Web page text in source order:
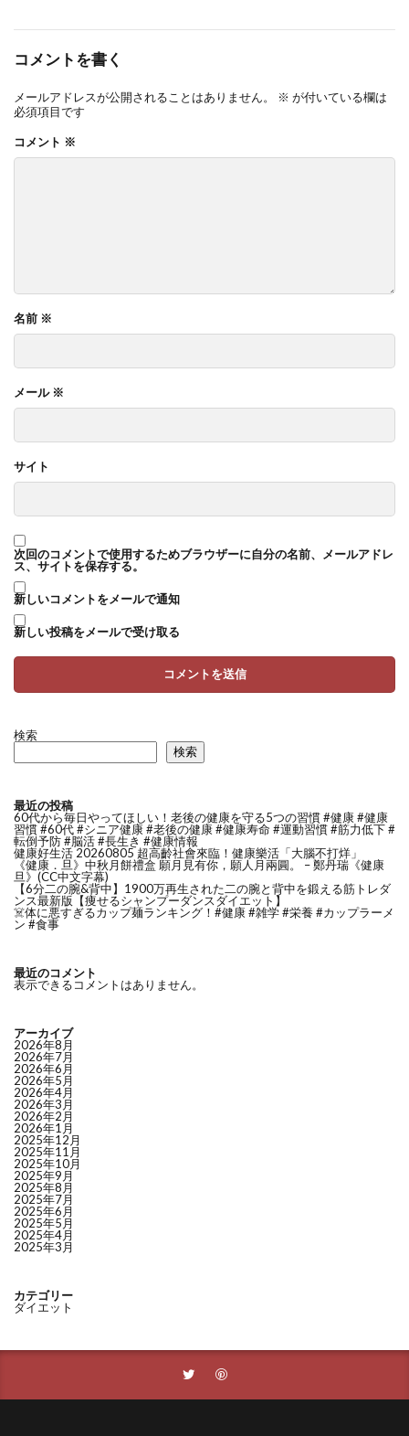
コメントを書く
メールアドレスが公開されることはありません。 ※ が付いている欄は
必須項目です
コメント ※
名前 ※
メール ※
サイト
次回のコメントで使用するためブラウザーに自分の名前、メールアドレ
ス、サイトを保存する。
新しいコメントをメールで通知
新しい投稿をメールで受け取る
検索
検索
最近の投稿
60代から毎日やってほしい！老後の健康を守る5つの習慣 #健康 #健康
習慣 #60代 #シニア健康 #老後の健康 #健康寿命 #運動習慣 #筋力低下 #
転倒予防 #脳活 #長生き #健康情報
健康好生活 20260805 超高齡社會來臨！健康樂活「大腦不打烊」
《健康．旦》中秋月餅禮盒 願月見有你，願人月兩圓。 – 鄭丹瑞《健康
旦》(CC中文字幕)
【6分二の腕&背中】1900万再生された二の腕と背中を鍛える筋トレダ
ンス最新版【痩せるシャンプーダンスダイエット】
☠️体に悪すぎるカップ麺ランキング！#健康 #雑学 #栄養 #カップラーメ
ン #食事
最近のコメント
表示できるコメントはありません。
アーカイブ
2026年8月
2026年7月
2026年6月
2026年5月
2026年4月
2026年3月
2026年2月
2026年1月
2025年12月
2025年11月
2025年10月
2025年9月
2025年8月
2025年7月
2025年6月
2025年5月
2025年4月
2025年3月
カテゴリー
ダイエット